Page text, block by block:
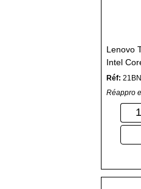
Lenovo
Intel
RAM -
Réf:
Réappro